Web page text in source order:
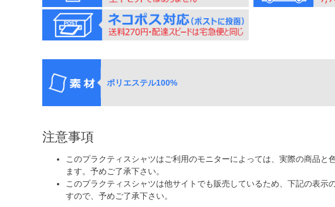
ポリエステル100%
注意事項
このプラクティスシャツはご利用のモニターによっては、実際の商品と
ます。予めご了承下さい。
このプラクティスシャツは他サイトでも販売しているため、下記の表示
すので、予めご了承下さい。